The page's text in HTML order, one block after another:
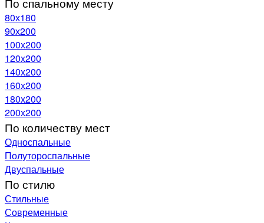
80х180
90х200
100х200
120x200
140х200
160х200
180х200
200х200
По количеству мест
Односпальные
Полутороспальные
Двуспальные
По стилю
Стильные
Современные